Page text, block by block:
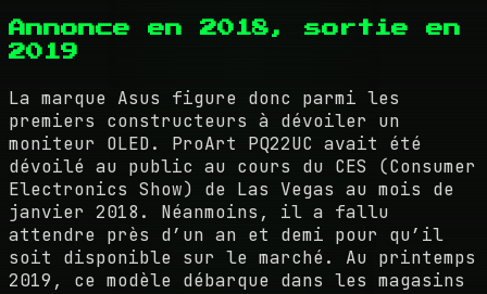
Annonce en 2018, sortie en
2019
La marque Asus figure donc parmi les
premiers constructeurs à dévoiler un
moniteur OLED. ProArt PQ22UC avait été
dévoilé au public au cours du CES (Consumer
Electronics Show) de Las Vegas au mois de
janvier 2018. Néanmoins, il a fallu
attendre près d’un an et demi pour qu’il
soit disponible sur le marché. Au printemps
2019, ce modèle débarque dans les magasins